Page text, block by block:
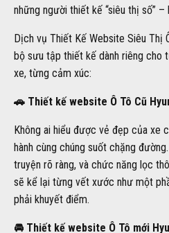
những người thiết kế “siêu thị số” –
Dịch vụ Thiết Kế Website Siêu Thị
bộ sưu tập thiết kế dành riêng cho
xe, từng cảm xúc:
🚗 Thiết kế website Ô Tô Cũ
Không ai hiểu được vẻ đẹp của xe
hành cùng chúng suốt chặng
truyện rõ ràng, và chức năng lọc
sẽ kể lại từng vết xước như một
phải khuyết điểm.
🚘 Thiết kế website Ô Tô mới